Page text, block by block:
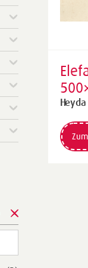
190
Heyda